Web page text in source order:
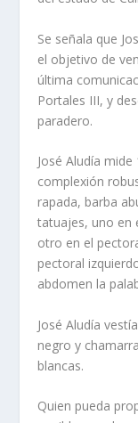
Se señala que
el objetivo de
última
Portales III, y
paradero.
José Aludía
complexión
rapada, barba
tatuajes, uno en
otro en el
pectoral
abdomen la
José Aludía
negro y
blancas.
Quien pueda